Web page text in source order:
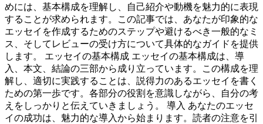
めには、基本構成を理解し、自己紹介や動機を魅力的に表現
することが求められます。この記事では、あなたが印象的な
エッセイを作成するためのステップや避けるべき一般的なミ
ス、そしてレビューの受け方について具体的なガイドを提供
します。 エッセイの基本構成 エッセイの基本構成は、導
入、本文、結論の三部から成り立っています。この構成を理
解し、適切に実践することは、説得力のあるエッセイを書く
ための第一歩です。各部分の役割を意識しながら、自分の考
えをしっかりと伝えていきましょう。 導入 あなたのエッセ
イの成功は、魅力的な導入から始まります。読者の注意を引